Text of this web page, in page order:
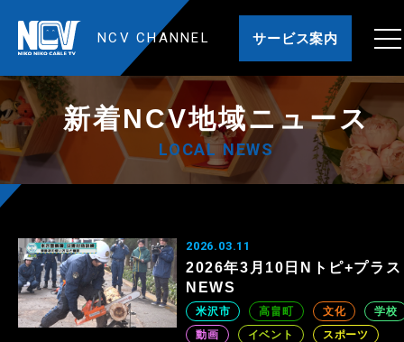
NCV CHANNEL サービス案内
新着NCV地域ニュース
LOCAL NEWS
2026.03.11
2026年3月10日Nトピ+プラス
NEWS
米沢市 高畠町 文化
学校
動画
イベント
スポーツ